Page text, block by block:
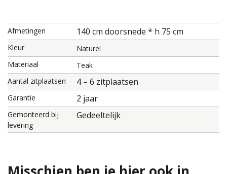
Afmetingen 140 cm doorsnede * h 75 cm
Kleur
Naturel
Materiaal
Teak
Aantal zitplaatsen
4 – 6 zitplaatsen
Garantie 2 jaar
Gemonteerd bij
levering
Gedeeltelijk